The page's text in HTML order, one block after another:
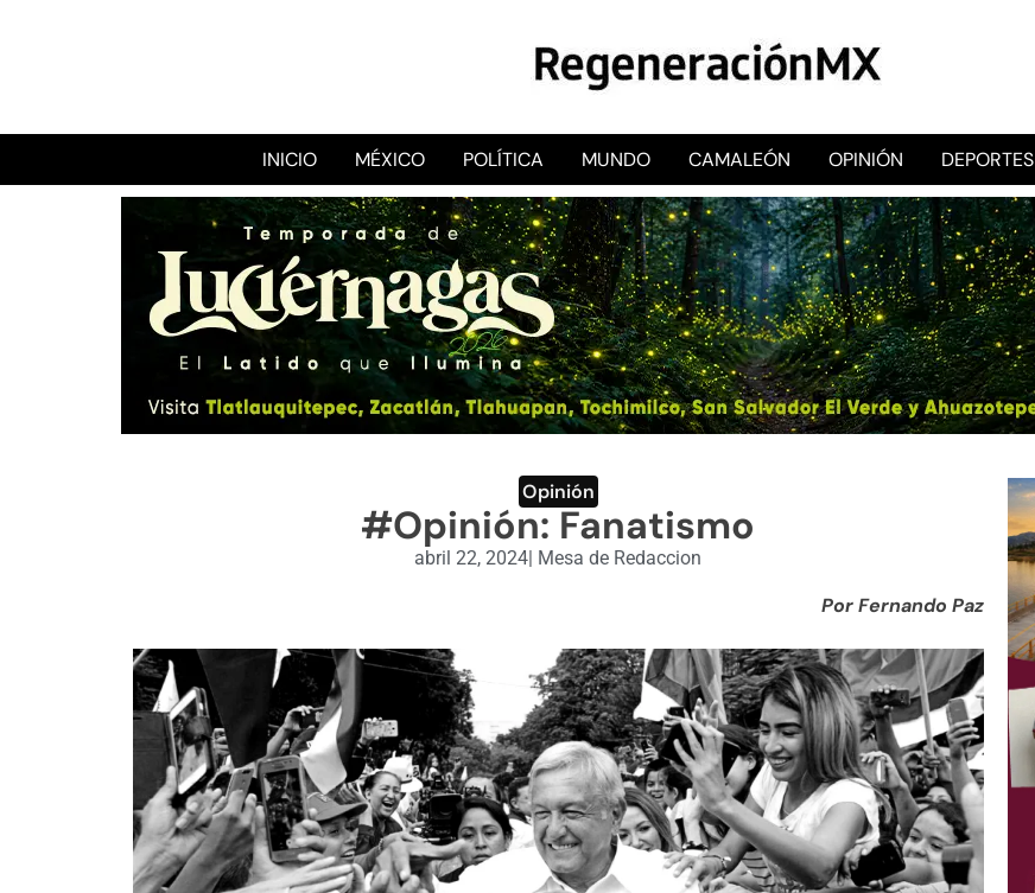
RegeneraciónMX
Sitio de noticias libre e independiente
INICIO MÉXICO POLÍTICA MUNDO CAMALEÓN OPINIÓN DEPORTES
Opinión
#Opinión: Fanatismo
abril 22, 2024 Mesa de Redaccion
Por Fernando Paz